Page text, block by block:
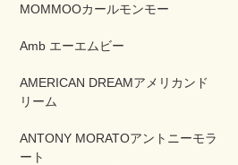
MOMMOOカールモンモー
Amb エーエムビー
AMERICAN DREAMアメリカンド
リーム
ANTONY MORATOアントニーモラ
ート